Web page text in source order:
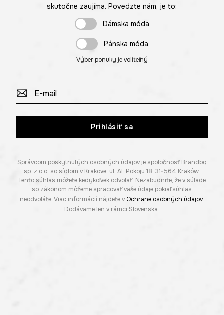
skutočne zaujíma. Povedzte nám, je to:
Dámska móda
Pánska móda
Výber ponuky je voliteľný
Prihlásiť sa
Správcom poskytnutých osobných údajov je spoločnosť Brandbq
sp. z o.o. so sídlom v Krakove, ul. Al. Pokoju 18, 31-564 Kraków.
Tento súhlas môžete kedykoľvek odvolať. Nezabudnite, že v súlade
so zákonom môžeme spracovať vaše údaje pokiaľ súhlas
neodvoláte. Viac informácií nájdete v Ochrane osobných údajov.
Dodávame len v rámci Slovenska.